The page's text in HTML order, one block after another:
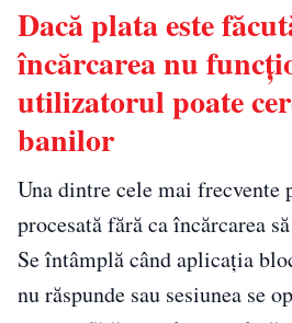
Dacă plata este
încărcarea nu
utilizatorul poate
banilor
Una dintre cele mai frecvente
procesată fără ca încărcarea
Se întâmplă când aplicația
nu răspunde sau sesiunea se